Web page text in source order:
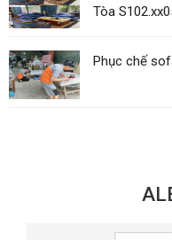
Tòa
Phục chế